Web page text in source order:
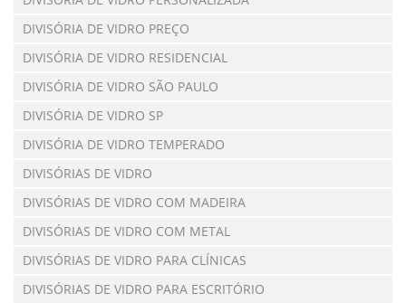
DIVISÓRIA DE VIDRO PREÇO
DIVISÓRIA DE VIDRO RESIDENCIAL
DIVISÓRIA DE VIDRO SÃO PAULO
DIVISÓRIA DE VIDRO SP
DIVISÓRIA DE VIDRO TEMPERADO
DIVISÓRIAS DE VIDRO
DIVISÓRIAS DE VIDRO COM MADEIRA
DIVISÓRIAS DE VIDRO COM METAL
DIVISÓRIAS DE VIDRO PARA CLÍNICAS
DIVISÓRIAS DE VIDRO PARA ESCRITÓRIO